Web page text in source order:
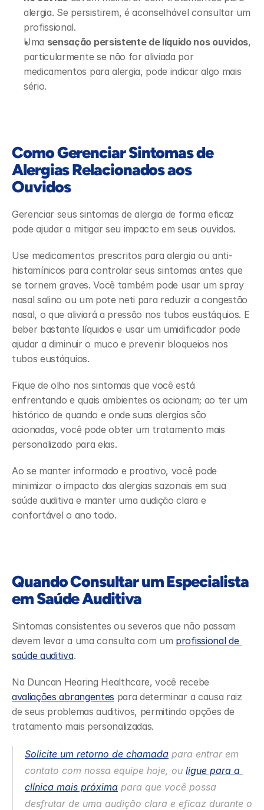
alergia. Se persistirem, é aconselhável consultar um
profissional.
Uma sensação persistente de líquido nos ouvidos,
particularmente se não for aliviada por
medicamentos para alergia, pode indicar algo mais
sério.
Como Gerenciar Sintomas de
Alergias Relacionados aos
Ouvidos
Gerenciar seus sintomas de alergia de forma eficaz
pode ajudar a mitigar seu impacto em seus ouvidos.
Use medicamentos prescritos para alergia ou anti-
histamínicos para controlar seus sintomas antes que
se tornem graves. Você também pode usar um spray
nasal salino ou um pote neti para reduzir a congestão
nasal, o que aliviará a pressão nos tubos eustáquios. E
beber bastante líquidos e usar um umidificador pode
ajudar a diminuir o muco e prevenir bloqueios nos
tubos eustáquios.
Fique de olho nos sintomas que você está
enfrentando e quais ambientes os acionam; ao ter um
histórico de quando e onde suas alergias são
acionadas, você pode obter um tratamento mais
personalizado para elas.
Ao se manter informado e proativo, você pode
minimizar o impacto das alergias sazonais em sua
saúde auditiva e manter uma audição clara e
confortável o ano todo.
Quando Consultar um Especialista
em Saúde Auditiva
Sintomas consistentes ou severos que não passam
devem levar a uma consulta com um profissional de
saúde auditiva.
Na Duncan Hearing Healthcare, você recebe
avaliações abrangentes para determinar a causa raiz
de seus problemas auditivos, permitindo opções de
tratamento mais personalizadas.
Solicite um retorno de chamada para entrar em
contato com nossa equipe hoje, ou ligue para a
clínica mais próxima para que você possa
desfrutar de uma audição clara e eficaz durante o